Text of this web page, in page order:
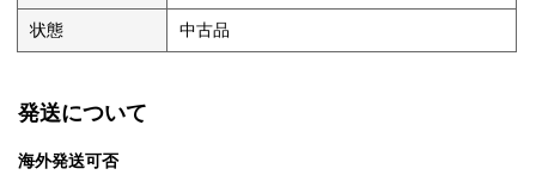
状態 中古品
発送について
海外発送可否